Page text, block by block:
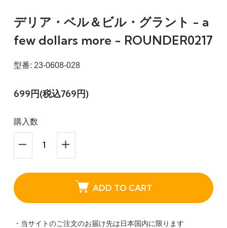
デリア・ベル＆ビル・グラント - a
few dollars more - ROUNDER0217
型番: 23-0608-028
699円(税込769円)
購入数
ADD TO CART
・当サイトのご注文のお届け先は日本国内に限ります